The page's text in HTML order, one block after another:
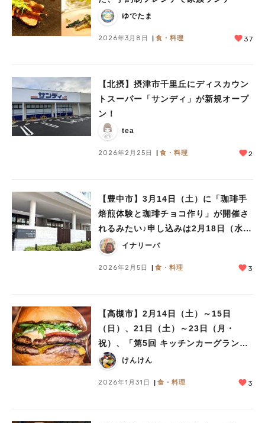
ゆでたま
2026年3月8日 食・料理 37
【北摂】摂津市千里丘にディスカウン
トスーパー「サンディ」が新規オープ
ン！
tea
2026年2月25日 食・料理 2
【豊中市】3月14日（土）に「珈琲手
焙煎体験と珈琲チョコ作り」が開催さ
れるみたい♪申し込みは2月18日（水）
まで
イナリーバ
2026年2月5日 食・料理 3
【高槻市】2月14日（土）～15日
（日）、21日（土）～23日（月・
祝）、「第5回 キッチンカーグランプ
リin安満遺跡公園」が開催！
けんけん
2026年1月31日 食・料理 3